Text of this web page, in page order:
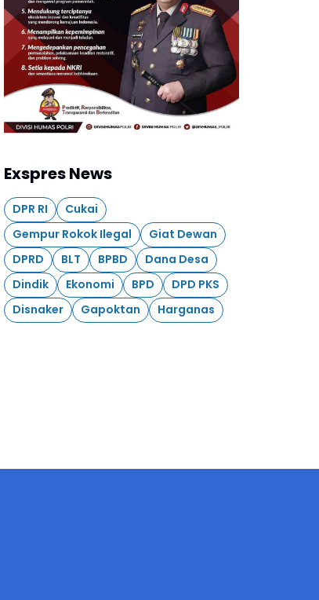
Exspres News
DPR RI
Cukai
Gempur Rokok Ilegal
Giat Dewan
DPRD
BLT BPBD
Dana Desa
Dindik
Ekonomi BPD
DPD PKS
Disnaker
Gapoktan Harganas